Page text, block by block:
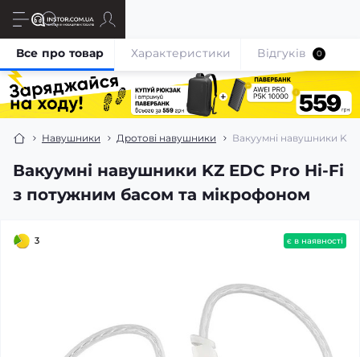
Навушники Дротові навушники Вакуумні навушники KZ
Вакуумні навушники KZ EDC Pro Hi-Fi
з потужним басом та мікрофоном
Все про товар Характеристики Відгуків 0
3 є в наявності